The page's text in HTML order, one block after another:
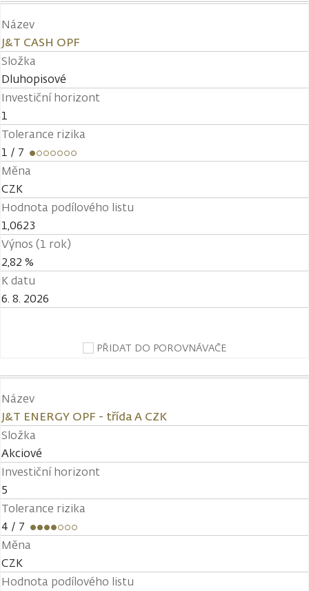
Název
J&T CASH OPF
Složka
Dluhopisové
Investiční horizont
1
Tolerance rizika
1 / 7
Měna
CZK
Hodnota podílového listu
1,0623
Výnos (1 rok)
2,82 %
K datu
6. 8. 2026
PŘIDAT DO POROVNÁVAČE
Název
J&T ENERGY OPF - třída A CZK
Složka
Akciové
Investiční horizont
5
Tolerance rizika
4 / 7
Měna
CZK
Hodnota podílového listu